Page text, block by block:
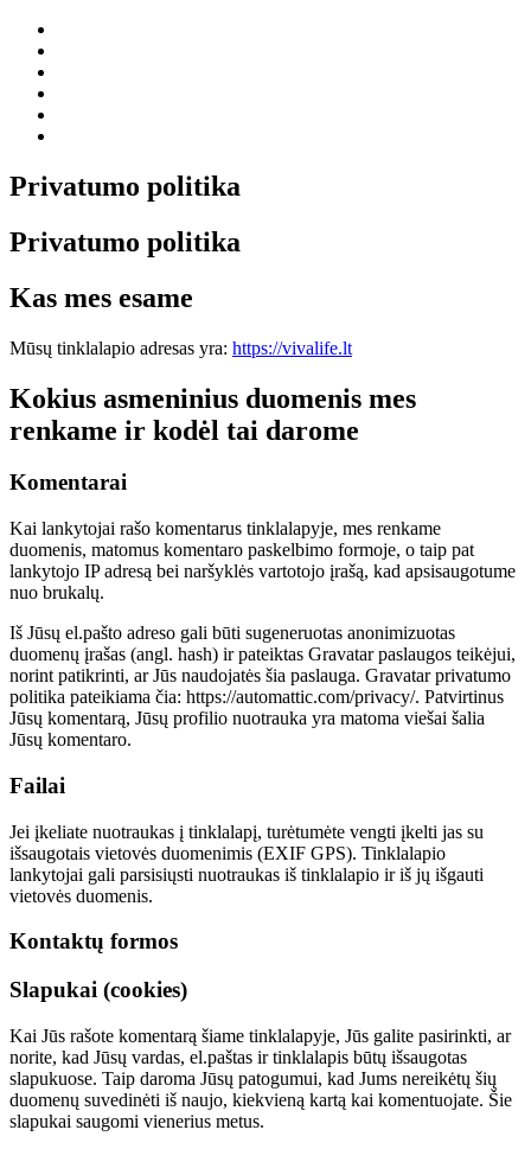
Privatumo politika
Privatumo politika
Kas mes esame
Mūsų tinklalapio adresas yra: https://vivalife.lt
Kokius asmeninius duomenis mes
renkame ir kodėl tai darome
Komentarai
Kai lankytojai rašo komentarus tinklalapyje, mes renkame
duomenis, matomus komentaro paskelbimo formoje, o taip pat
lankytojo IP adresą bei naršyklės vartotojo įrašą, kad apsisaugotume
nuo brukalų.
Iš Jūsų el.pašto adreso gali būti sugeneruotas anonimizuotas
duomenų įrašas (angl. hash) ir pateiktas Gravatar paslaugos teikėjui,
norint patikrinti, ar Jūs naudojatės šia paslauga. Gravatar privatumo
politika pateikiama čia: https://automattic.com/privacy/. Patvirtinus
Jūsų komentarą, Jūsų profilio nuotrauka yra matoma viešai šalia
Jūsų komentaro.
Failai
Jei įkeliate nuotraukas į tinklalapį, turėtumėte vengti įkelti jas su
išsaugotais vietovės duomenimis (EXIF GPS). Tinklalapio
lankytojai gali parsisiųsti nuotraukas iš tinklalapio ir iš jų išgauti
vietovės duomenis.
Kontaktų formos
Slapukai (cookies)
Kai Jūs rašote komentarą šiame tinklalapyje, Jūs galite pasirinkti, ar
norite, kad Jūsų vardas, el.paštas ir tinklalapis būtų išsaugotas
slapukuose. Taip daroma Jūsų patogumui, kad Jums nereikėtų šių
duomenų suvedinėti iš naujo, kiekvieną kartą kai komentuojate. Šie
slapukai saugomi vienerius metus.